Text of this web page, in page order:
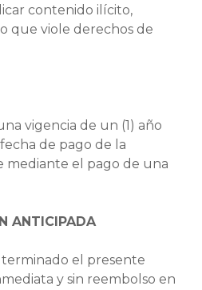
contenido ilícito,
que viole derechos de
vigencia de un (1) año
de pago de la
mediante el pago de una
ANTICIPADA
terminado el presente
y sin reembolso en